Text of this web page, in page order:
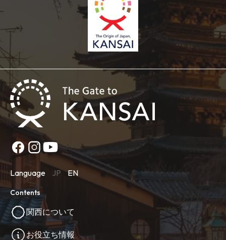
Language JP EN
Contents
関西について
お役立ち情報